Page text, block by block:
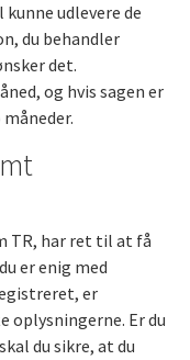
udlevere de
du behandler
det.
og hvis sagen er
TR, har ret til at få
er enig med
er
oplysningerne. Er du
du sikre, at du